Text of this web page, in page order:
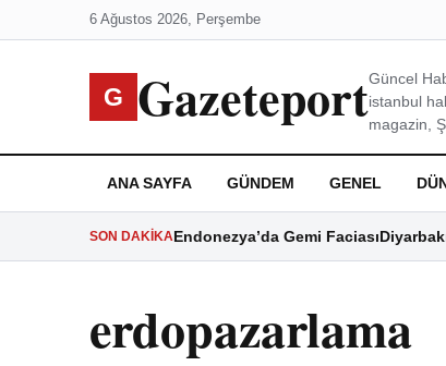
6 Ağustos 2026, Perşembe
G GazeteportGüncel
istanbul
magazin,
ANA SAYFA GÜNDEM GENEL
SON DAKIKAEndonezya’da Gemi Faciası
erdopazarlama